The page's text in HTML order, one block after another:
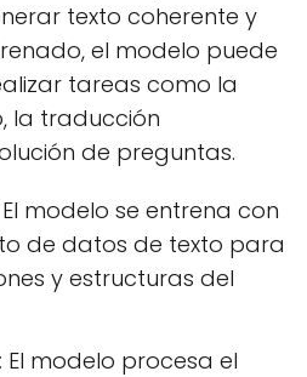
texto coherente y
el modelo puede
tareas como la
la traducción
de preguntas.
modelo se entrena con
de datos de texto para
y estructuras del
El modelo procesa el